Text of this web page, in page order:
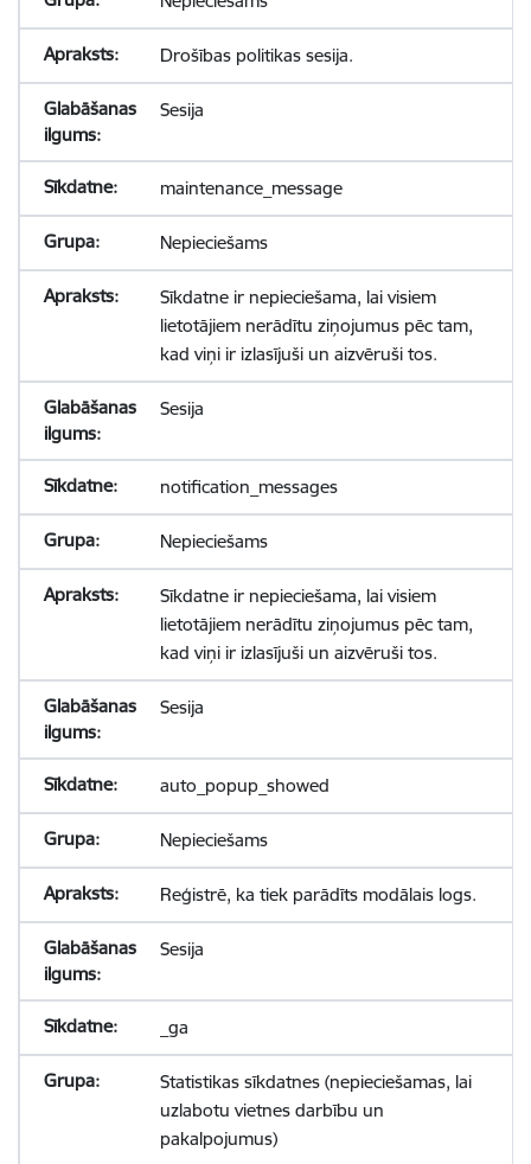
Drošības politikas sesija.
Sesija
maintenance_message
Nepieciešams
Sīkdatne ir nepieciešama, lai visiem
lietotājiem nerādītu ziņojumus pēc tam,
kad viņi ir izlasījuši un aizvēruši tos.
Sesija
notification_messages
Nepieciešams
Sīkdatne ir nepieciešama, lai visiem
lietotājiem nerādītu ziņojumus pēc tam,
kad viņi ir izlasījuši un aizvēruši tos.
Sesija
auto_popup_showed
Nepieciešams
Reģistrē, ka tiek parādīts modālais logs.
Sesija
_ga
Statistikas sīkdatnes (nepieciešamas, lai
uzlabotu vietnes darbību un
pakalpojumus)